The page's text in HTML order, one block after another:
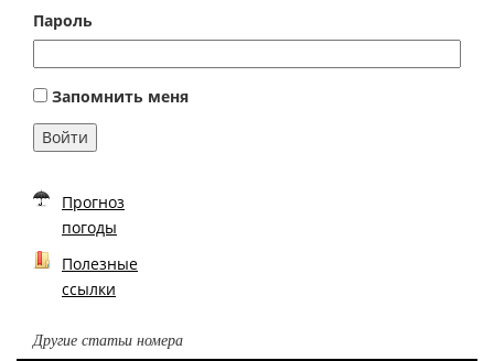
Пароль
Запомнить меня
Войти
Прогноз
погоды
Полезные
ссылки
Другие статьи номера